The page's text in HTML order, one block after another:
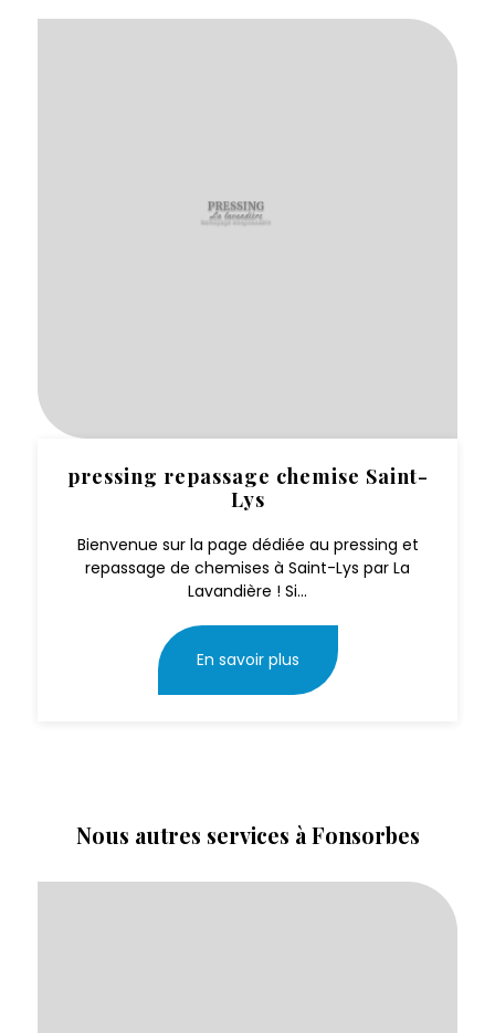
pressing repassage chemise Saint-
Lys
Bienvenue sur la page dédiée au pressing et
repassage de chemises à Saint-Lys par La
Lavandière ! Si...
En savoir plus
Nous autres services à Fonsorbes